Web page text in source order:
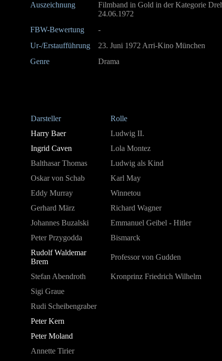
Auszeichnung
Filmband in Gold in der Kategorie
24.06.1972
FBW-Bewertung
-
Ur-/Erstaufführung
23. Juni 1972 Arri-Kino München
Genre
Drama
Darsteller
Rolle
Harry Baer
Ludwig II.
Ingrid Caven
Lola Montez
Balthasar Thomas
Ludwig als Kind
Oskar von Schab
Karl May
Eddy Murray
Winnetou
Gerhard März
Richard Wagner
Johannes Buzalski
Emmanuel Geibel - Hitler
Peter Przygodda
Bismarck
Rudolf Waldemar
Brem
Professor von Gudden
Stefan Abendroth
Kronprinz Friedrich Wilhelm
Sigi Graue
Rudi Scheibengraber
Peter Kern
Peter Moland
Annette Tirier